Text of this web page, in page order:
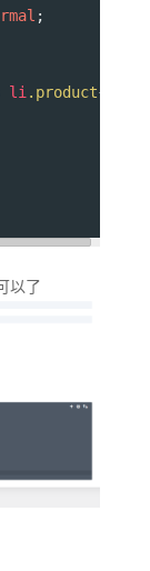
;
li .product{
以了